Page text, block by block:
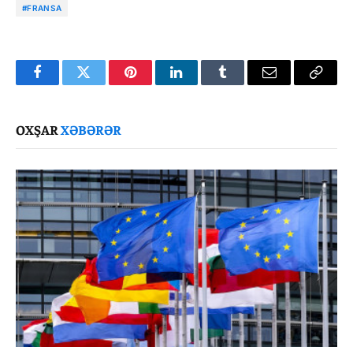
#FRANSA
FacebookTwitter PinterestLinkedInTumblr Email
Copy
OXŞARXƏBƏRƏR